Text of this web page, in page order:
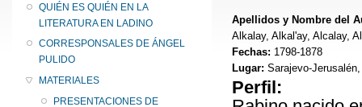
QUIÉN ES QUIÉN EN LA
LITERATURA EN LADINO
CORRESPONSALES DE ÁNGEL
PULIDO
MATERIALES
PRESENTACIONES DE
Apellidos y Nombre del
Alkalay, Alkal'ay, Alcalay,
Fechas: 1798-1878
Lugar: Sarajevo-
Perfil: